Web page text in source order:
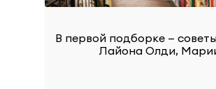
В первой подборке —
Лайона Олди,